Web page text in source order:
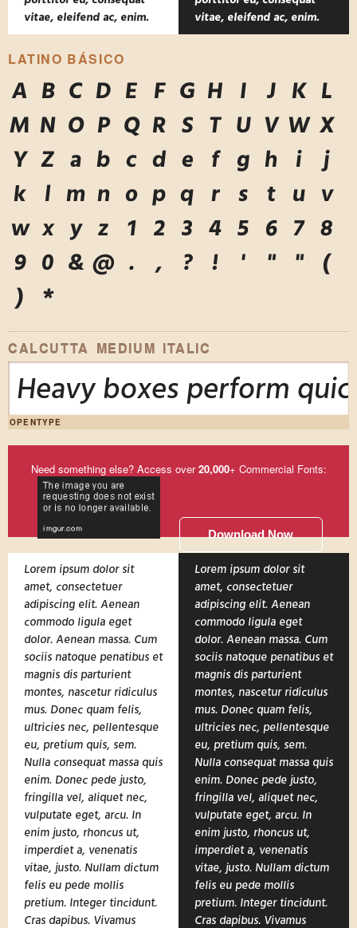
vitae, eleifend ac, enim.
vitae, eleifend ac, enim.
LATINO BÁSICO
A B C D E F G H I J K
L
M N O P Q R S T U V W X
Y
Z a b c d e f g h i
j
k
l m n o p q r s t u
v
w x y z 1 2 3 4 5 6 7
8
9
0 & @ . , ? ! ' " "
(
)
*
CALCUTTA MEDIUM ITALIC
Heavy boxes perform
OPENTYPE
Need something else? Access over20,000+ Commercial Fonts:
Download Now
Lorem ipsum dolor sit
amet, consectetuer
adipiscing elit. Aenean
commodo ligula eget
dolor. Aenean massa. Cum
sociis natoque penatibus et
magnis dis parturient
montes, nascetur ridiculus
mus. Donec quam felis,
ultricies nec, pellentesque
eu, pretium quis, sem.
Nulla consequat massa quis
enim. Donec pede justo,
fringilla vel, aliquet nec,
vulputate eget, arcu. In
enim justo, rhoncus ut,
imperdiet a, venenatis
vitae, justo. Nullam dictum
felis eu pede mollis
pretium. Integer tincidunt.
Cras dapibus. Vivamus
Lorem ipsum dolor sit
amet, consectetuer
adipiscing elit. Aenean
commodo ligula eget
dolor. Aenean massa. Cum
sociis natoque penatibus et
magnis dis parturient
montes, nascetur ridiculus
mus. Donec quam felis,
ultricies nec, pellentesque
eu, pretium quis, sem.
Nulla consequat massa quis
enim. Donec pede justo,
fringilla vel, aliquet nec,
vulputate eget, arcu. In
enim justo, rhoncus ut,
imperdiet a, venenatis
vitae, justo. Nullam dictum
felis eu pede mollis
pretium. Integer tincidunt.
Cras dapibus. Vivamus